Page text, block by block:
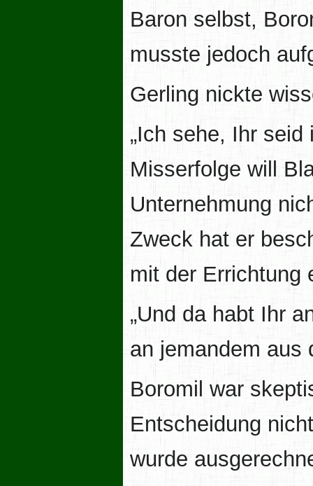
Baron selbst,
musste jedoch
Gerling nickte
„Ich sehe, Ihr
Misserfolge will
Unternehmung
Zweck hat er
mit der Errichtung
„Und da habt Ihr
an jemandem aus
Boromil war
Entscheidung
wurde